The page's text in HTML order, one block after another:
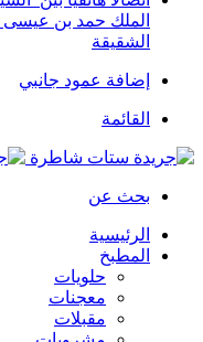
الملك حمد بن عيسى
الشقيقة
إضافة عمود جانبي
القائمة
بحث عن
الرئيسية
المطبخ
حلويات
معجنات
مقبلات